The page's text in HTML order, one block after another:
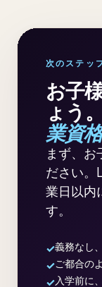
次のステッ
お子
ょう。
業資
まず、お
ださい。
業日以内
す。
義務なし
ご都合の
入学前に